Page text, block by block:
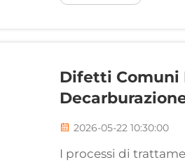
Difetti Comuni
2026-05-22 10:30:00
I processi di